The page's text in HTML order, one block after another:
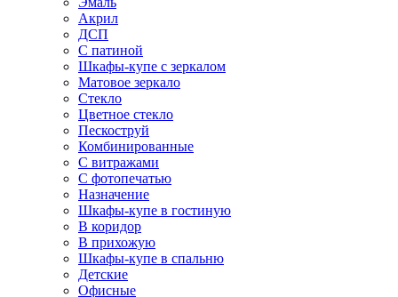
Акрил
ДСП
С патиной
Шкафы-купе с зеркалом
Матовое зеркало
Стекло
Цветное стекло
Пескоструй
Комбинированные
С витражами
С фотопечатью
Назначение
Шкафы-купе в гостиную
В коридор
В прихожую
Шкафы-купе в спальню
Детские
Офисные